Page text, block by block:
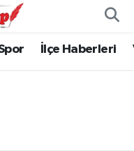
İlçe Haberleri